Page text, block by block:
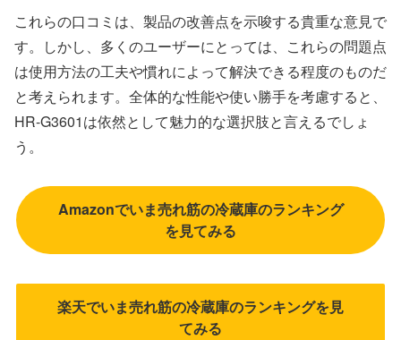
これらの口コミは、製品の改善点を示唆する貴重な意見で
す。しかし、多くのユーザーにとっては、これらの問題点
は使用方法の工夫や慣れによって解決できる程度のものだ
と考えられます。全体的な性能や使い勝手を考慮すると、
HR-G3601は依然として魅力的な選択肢と言えるでしょ
う。
Amazonでいま売れ筋の冷蔵庫のランキング
を見てみる
楽天でいま売れ筋の冷蔵庫のランキングを見
てみる